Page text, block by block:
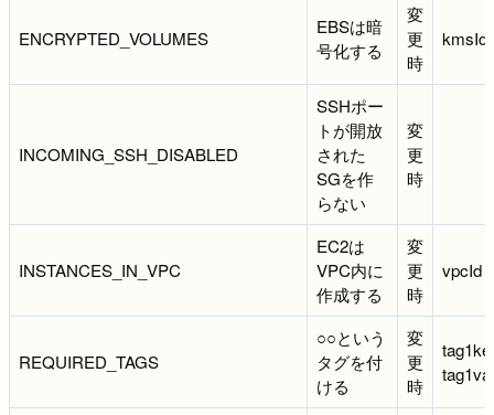
ENCRYPTED_VOLUMES
EBSは暗
号化する
変
更
時
kmsId
INCOMING_SSH_DISABLED
SSHポー
トが開放
された
SGを作
らない
変
更
時
INSTANCES_IN_VPC
EC2は
VPC内に
作成する
変
更
時
vpcId
REQUIRED_TAGS
○○という
タグを付
ける
変
更
時